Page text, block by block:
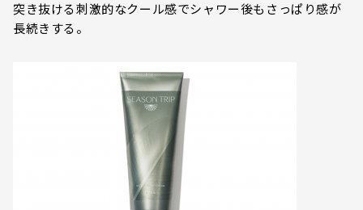
突き抜ける刺激的なクール感でシャワー後もさっぱり感が
長続きする。